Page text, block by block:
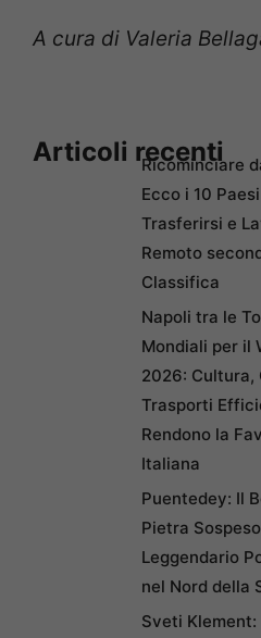
A cura di Valeria
Articoli recenti
Ricominciare
Ecco i 10
Trasferirsi e
Remoto
Classifica
Napoli tra le
Mondiali per il
2026: Cultura,
Trasporti
Rendono la
Italiana
Puentedey: Il
Pietra
Leggendario
nel Nord della
Sveti Klement: